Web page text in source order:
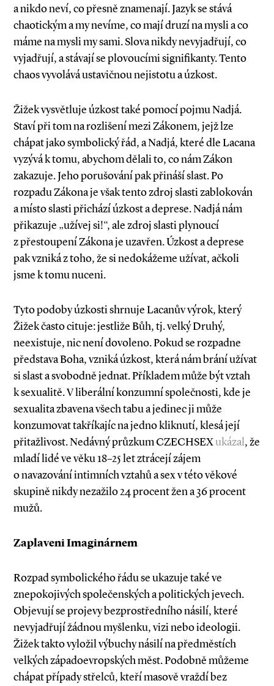
a nikdo neví, co přesně znamenají. Jazyk se stává
chaotickým a my nevíme, co mají druzí na mysli a co
máme na mysli my sami. Slova nikdy nevyjadřují, co
vyjadřují, a stávají se plovoucími signifikanty. Tento
chaos vyvolává ustavičnou nejistotu a úzkost.
Žižek vysvětluje úzkost také pomocí pojmu Nadjá.
Staví při tom na rozlišení mezi Zákonem, jejž lze
chápat jako symbolický řád, a Nadjá, které dle Lacana
vyzývá k tomu, abychom dělali to, co nám Zákon
zakazuje. Jeho porušování pak přináší slast. Po
rozpadu Zákona je však tento zdroj slasti zablokován
a místo slasti přichází úzkost a deprese. Nadjá nám
přikazuje „užívej si!“, ale zdroj slasti plynoucí
z přestoupení Zákona je uzavřen. Úzkost a deprese
pak vzniká z toho, že si nedokážeme užívat, ačkoli
jsme k tomu nuceni.
Tyto podoby úzkosti shrnuje Lacanův výrok, který
Žižek často cituje: jestliže Bůh, tj. velký Druhý,
neexistuje, nic není dovoleno. Pokud se rozpadne
představa Boha, vzniká úzkost, která nám brání užívat
si slast a svobodně jednat. Příkladem může být vztah
k sexualitě. V liberální konzumní společnosti, kde je
sexualita zbavena všech tabu a jedinec ji může
konzumovat takříkajíc na jedno kliknutí, klesá její
přitažlivost. Nedávný průzkum CZECHSEXukázal, že
mladí lidé ve věku 18–25 let ztrácejí zájem
o navazování intimních vztahů a sex v této věkové
skupině nikdy nezažilo 24 procent žen a 36 procent
mužů.
Zaplaveni Imaginárnem
Rozpad symbolického řádu se ukazuje také ve
znepokojivých společenských a politických jevech.
Objevují se projevy bezprostředního násilí, které
nevyjadřují žádnou myšlenku, vizi nebo ideologii.
Žižek takto vyložil výbuchy násilí na předměstích
velkých západoevropských měst. Podobně můžeme
chápat případy střelců, kteří masově vraždí bez